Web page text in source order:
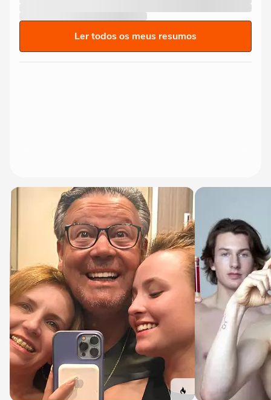
Ler todos os meus resumos